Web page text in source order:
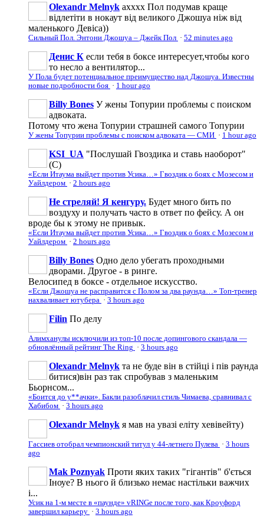
Olexandr Melnyk ахххх Пол подумав краще
відлетіти в нокаут від великого Джошуа ніж від
маленького Девіса))
Сильный Пол. Энтони Джошуа – Джейк Пол · 52 minutes ago
Денис К если тебя в боксе интересует,чтобы кого
то несло а вентилятор...
У Пола будет потенциальное преимущество над Джошуа. Известны
новые подробности боя · 1 hour ago
Billy Bones У жены Топурии проблемы с поиском
адвоката.
Потому что жена Топурии страшней самого Топурии
У жены Топурии проблемы с поиском адвоката — СМИ · 1 hour ago
KSI_UA "Послушай Гвоздика и ставь наоборот"
(С)
«Если Итаума выйдет против Усика…» Гвоздик о боях с Мозесом и
Уайлдером · 2 hours ago
Не стреляй! Я кенгуру. Будет много бить по
воздуху и получать часто в ответ по фейсу. А он
вроде бы к этому не привык.
«Если Итаума выйдет против Усика…» Гвоздик о боях с Мозесом и
Уайлдером · 2 hours ago
Billy Bones Одно дело убегать проходными
дворами. Другое - в ринге.
Велосипед в боксе - отдельное искусство.
«Если Джошуа не расправится с Полом за два раунда…» Топ-тренер
нахваливает ютубера · 3 hours ago
Filin По делу
Алимханулы исключили из топ-10 после допингового скандала —
обновлённый рейтинг The Ring · 3 hours ago
Olexandr Melnyk та не буде він в стійці і пів раунда
битися)він раз так спробував з маленьким
Бьорнсом...
«Боится до у**ачки». Бакли разоблачил стиль Чимаева, сравнивал с
Хабибом · 3 hours ago
Olexandr Melnyk я мав на увазі еліту хевівейту)
Гассиев отобрал чемпионский титул у 44-летнего Пулева · 3 hours
ago
Mak Poznyak Проти яких таких "гігантів" б'ється
Іноуе? В нього й близько немає настільки важчих
і...
Усик на 1-м месте в «паунде» vRINGe после того, как Кроуфорд
завершил карьеру · 3 hours ago